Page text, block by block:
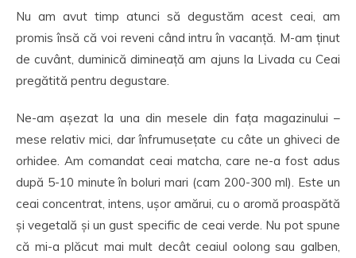
Nu am avut timp atunci să degustăm acest ceai, am
promis însă că voi reveni când intru în vacanță. M-am ținut
de cuvânt, duminică dimineață am ajuns la Livada cu Ceai
pregătită pentru degustare.
Ne-am așezat la una din mesele din fața magazinului –
mese relativ mici, dar înfrumusețate cu câte un ghiveci de
orhidee. Am comandat ceai matcha, care ne-a fost adus
după 5-10 minute în boluri mari (cam 200-300 ml). Este un
ceai concentrat, intens, ușor amărui, cu o aromă proaspătă
și vegetală și un gust specific de ceai verde. Nu pot spune
că mi-a plăcut mai mult decât ceaiul oolong sau galben,